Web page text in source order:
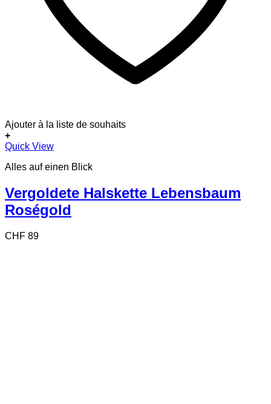
Ajouter à la liste de souhaits
+
Quick View
Alles auf einen Blick
Vergoldete Halskette Lebensbaum
Roségold
CHF 89